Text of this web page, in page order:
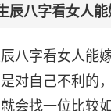
辰八字看女人
八字看女人能
对自己不利的
会找一位比较